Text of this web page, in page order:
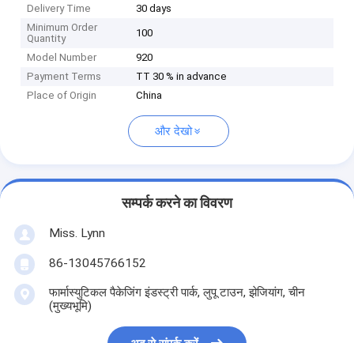
Delivery Time
30 days
Minimum Order
Quantity
100
Model Number
920
Payment Terms
TT 30 % in advance
Place of Origin
China
और देखो
सम्पर्क करने का विवरण
Miss. Lynn
86-13045766152
फार्मास्युटिकल पैकेजिंग इंडस्ट्री पार्क, लुपू टाउन, झेजियांग, चीन
(मुख्यभूमि)